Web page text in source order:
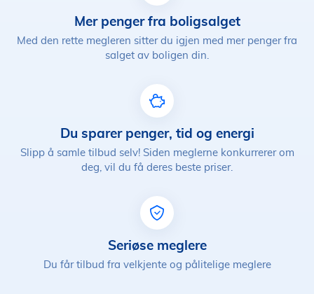
Mer penger fra boligsalget
Med den rette megleren sitter du igjen med mer penger fra
salget av boligen din.
Du sparer penger, tid og energi
Slipp å samle tilbud selv! Siden meglerne konkurrerer om
deg, vil du få deres beste priser.
Seriøse meglere
Du får tilbud fra velkjente og pålitelige meglere